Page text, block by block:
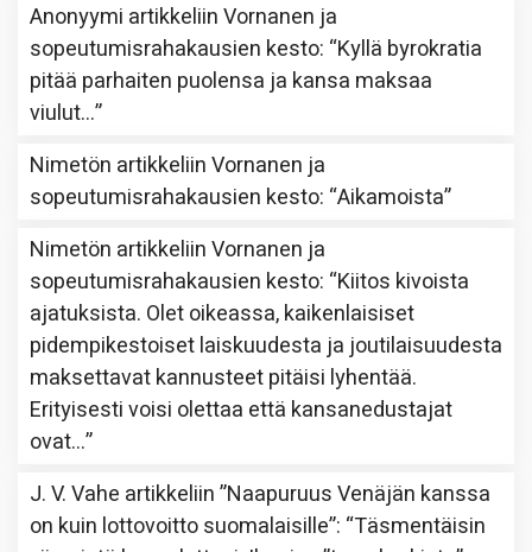
Anonyymi artikkeliinVornanen ja
sopeutumisrahakausien kesto: “Kyllä byrokratia
pitää parhaiten puolensa ja kansa maksaa
viulut…”
Nimetön artikkeliinVornanen ja
sopeutumisrahakausien kesto: “Aikamoista”
Nimetön artikkeliinVornanen ja
sopeutumisrahakausien kesto: “Kiitos kivoista
ajatuksista. Olet oikeassa, kaikenlaisiset
pidempikestoiset laiskuudesta ja joutilaisuudesta
maksettavat kannusteet pitäisi lyhentää.
Erityisesti voisi olettaa että kansanedustajat
ovat…”
J. V. Vahe artikkeliin”Naapuruus Venäjän kanssa
on kuin lottovoitto suomalaisille”: “Täsmentäisin